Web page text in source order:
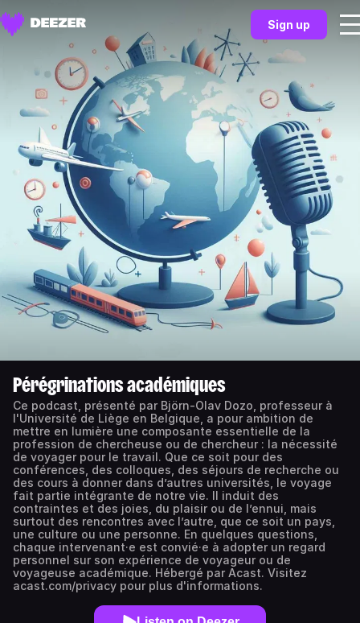
Sign up
Pérégrinations académiques
Ce podcast, présenté par Björn-Olav Dozo, professeur à
l'Université de Liège en Belgique, a pour ambition de
mettre en lumière une composante essentielle de la
profession de chercheuse ou de chercheur : la nécessité
de voyager pour le travail. Que ce soit pour des
conférences, des colloques, des séjours de recherche ou
des cours à donner dans d’autres universités, le voyage
fait partie intégrante de notre vie. Il induit des
contraintes et des joies, du plaisir ou de l’ennui, mais
surtout des rencontres avec l’autre, que ce soit un pays,
une culture ou une personne. En quelques questions,
chaque intervenant·e est convié·e à adopter un regard
personnel sur son expérience de voyageur ou de
voyageuse académique. Hébergé par Acast. Visitez
acast.com/privacy pour plus d'informations.